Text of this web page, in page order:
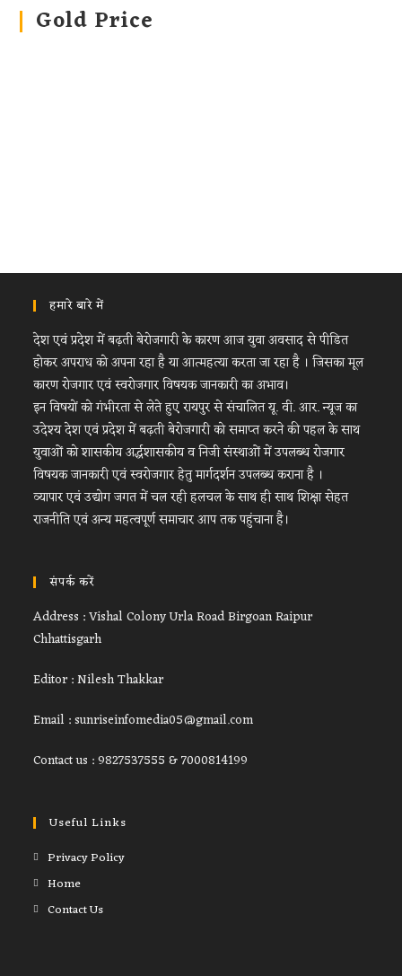
Gold Price
हमारे बारे में
देश एवं प्रदेश में बढ़ती बेरोजगारी के कारण आज युवा अवसाद से पीडित
होकर अपराध को अपना रहा है या आत्महत्या करता जा रहा है । जिसका मूल
कारण रोजगार एवं स्वरोजगार विषयक जानकारी का अभाव।
इन विषयों को गंभीरता से लेते हुए रायपुर से संचालित यू. वी. आर. न्यूज का
उदेश्य देश एवं प्रदेश में बढ़ती बेरोजगारी को समाप्त करने की पहल के साथ
युवाओं को शासकीय अर्द्धशासकीय व निजी संस्थाओं में उपलब्ध रोजगार
विषयक जानकारी एवं स्वरोजगार हेतु मार्गदर्शन उपलब्ध कराना है ।
व्यापार एवं उद्योग जगत में चल रही हलचल के साथ ही साथ शिक्षा सेहत
राजनीति एवं अन्य महत्वपूर्ण समाचार आप तक पहुंचाना है।
संपर्क करें
Address : Vishal Colony Urla Road Birgoan Raipur
Chhattisgarh
Editor : Nilesh Thakkar
Email : sunriseinfomedia05@gmail.com
Contact us : 9827537555 & 7000814199
Useful Links
Privacy Policy
Home
Contact Us